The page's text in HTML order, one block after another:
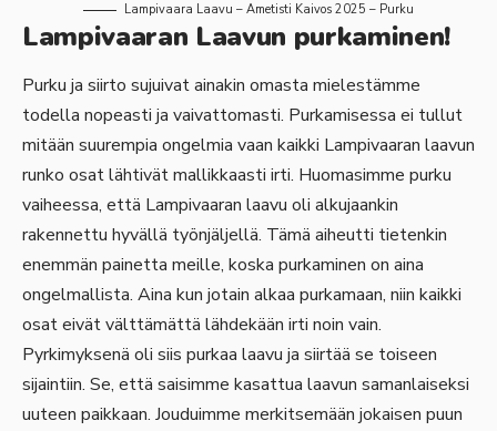
Lampivaara Laavu – Ametisti Kaivos 2025 – Purku
Lampivaaran Laavun purkaminen!
Purku ja siirto sujuivat ainakin omasta mielestämme
todella nopeasti ja vaivattomasti. Purkamisessa ei tullut
mitään suurempia ongelmia vaan kaikki Lampivaaran laavun
runko osat lähtivät mallikkaasti irti. Huomasimme purku
vaiheessa, että Lampivaaran laavu oli alkujaankin
rakennettu hyvällä työnjäljellä. Tämä aiheutti tietenkin
enemmän painetta meille, koska purkaminen on aina
ongelmallista. Aina kun jotain alkaa purkamaan, niin kaikki
osat eivät välttämättä lähdekään irti noin vain.
Pyrkimyksenä oli siis purkaa laavu ja siirtää se toiseen
sijaintiin. Se, että saisimme kasattua laavun samanlaiseksi
uuteen paikkaan. Jouduimme merkitsemään jokaisen puun